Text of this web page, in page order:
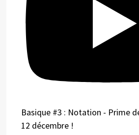
Basique #3 : Notation - Prime
12 décembre !